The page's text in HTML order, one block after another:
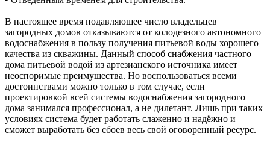
В настоящее время подавляющее число владельцев
загородных домов отказываются от колодезного автономного
водоснабжения в пользу получения питьевой воды хорошего
качества из скважины. Данный способ снабжения частного
дома питьевой водой из артезианского источника имеет
неоспоримые преимущества. Но воспользоваться всеми
достоинствами можно только в том случае, если
проектировкой всей системы водоснабжения загородного
дома занимался профессионал, а не дилетант. Лишь при таких
условиях система будет работать слаженно и надёжно и
сможет выработать без сбоев весь свой оговоренный ресурс.